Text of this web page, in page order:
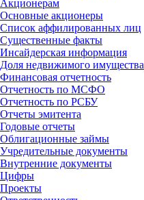
Акционерам
Основные акционеры
Список аффилированных лиц
Существенные факты
Инсайдерская информация
Доля недвижимого имущества
Финансовая отчетность
Отчетность по МСФО
Отчетность по РСБУ
Отчеты эмитента
Годовые отчеты
Облигационные займы
Учредительные документы
Внутренние документы
Цифры
Проекты